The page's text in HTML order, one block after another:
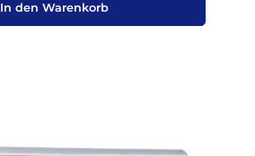
In den Warenkorb